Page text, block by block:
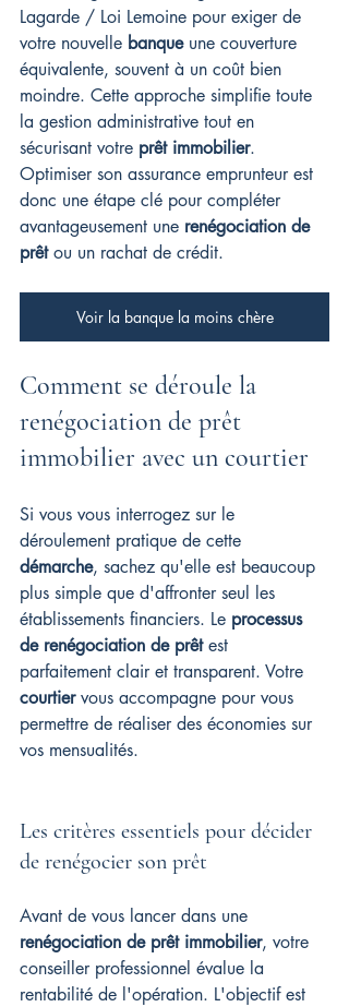
Lagarde / Loi Lemoine pour exiger de
votre nouvelle banque une couverture
équivalente, souvent à un coût bien
moindre. Cette approche simplifie toute
la gestion administrative tout en
sécurisant votre prêt immobilier.
Optimiser son assurance emprunteur est
donc une étape clé pour compléter
avantageusement une renégociation de
prêt ou un rachat de crédit.
Voir la banque la moins chère
Comment se déroule la
renégociation de prêt
immobilier avec un courtier
Si vous vous interrogez sur le
déroulement pratique de cette
démarche, sachez qu'elle est beaucoup
plus simple que d'affronter seul les
établissements financiers. Le processus
de renégociation de prêt est
parfaitement clair et transparent. Votre
courtier vous accompagne pour vous
permettre de réaliser des économies sur
vos mensualités.
Les critères essentiels pour décider
de renégocier son prêt
Avant de vous lancer dans une
renégociation de prêt immobilier, votre
conseiller professionnel évalue la
rentabilité de l'opération. L'objectif est